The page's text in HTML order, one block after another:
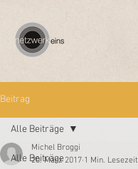
Beitrag
Alle Beiträge
Alle Beiträge
Michel Broggi
20. März 2017 1 Min. Lesezeit